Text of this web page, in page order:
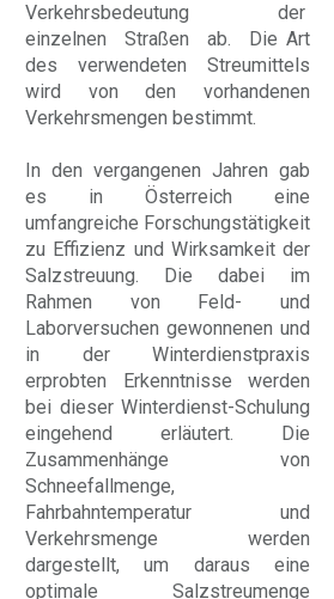
Verkehrsbedeutung der
einzelnen Straßen ab. Die Art
des verwendeten Streumittels
wird von den vorhandenen
Verkehrsmengen bestimmt.
In den vergangenen Jahren gab
es in Österreich eine
umfangreiche Forschungstätigkeit
zu Effizienz und Wirksamkeit der
Salzstreuung. Die dabei im
Rahmen von Feld- und
Laborversuchen gewonnenen und
in der Winterdienstpraxis
erprobten Erkenntnisse werden
bei dieser Winterdienst-Schulung
eingehend erläutert. Die
Zusammenhänge von
Schneefallmenge,
Fahrbahntemperatur und
Verkehrsmenge werden
dargestellt, um daraus eine
optimale Salzstreumenge